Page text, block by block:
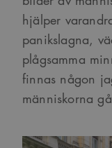
hjälper
panikslagna,
plågsamma
finnas någon
människorna